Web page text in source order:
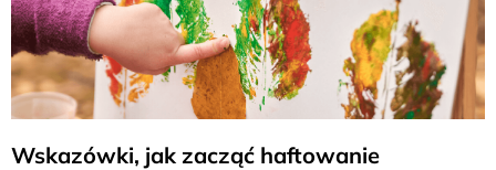
Wskazówki, jak zacząć haftowanie